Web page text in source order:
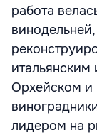
работа
Орхейском и
лидером на